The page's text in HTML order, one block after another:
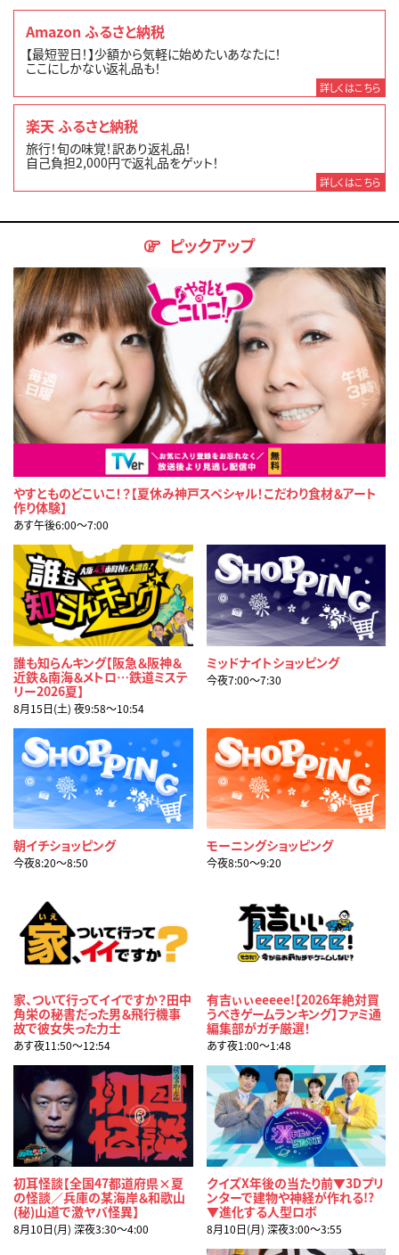
Amazon ふるさと納税
【最短翌日！】少額から気軽に始めたいあなたに！
ここにしかない返礼品も！
詳しくはこちら
楽天 ふるさと納税
旅行！旬の味覚！訳あり返礼品！
自己負担2,000円で返礼品をゲット！
詳しくはこちら
ピックアップ
やすとものどこいこ！？【夏休み神戸スペシャル！こだわり食材＆アート
作り体験】
あす午後6:00〜7:00
誰も知らんキング【阪急＆阪神＆
近鉄＆南海＆メトロ…鉄道ミステ
リー2026夏】
8月15日(土) 夜9:58〜10:54
ミッドナイトショッピング
今夜7:00〜7:30
朝イチショッピング
今夜8:20〜8:50
モーニングショッピング
今夜8:50〜9:20
家、ついて行ってイイですか？田中
角栄の秘書だった男＆飛行機事
故で彼女失った力士
あす夜11:50〜12:54
有吉ぃぃeeeee!【2026年絶対買
うべきゲームランキング】ファミ通
編集部がガチ厳選！
あす夜1:00〜1:48
初耳怪談【全国47都道府県×夏
の怪談／兵庫の某海岸＆和歌山
(秘)山道で激ヤバ怪異】
8月10日(月) 深夜3:30〜4:00
クイズX年後の当たり前▼3Dプリ
ンターで建物や神経が作れる!?
▼進化する人型ロボ
8月10日(月) 深夜3:00〜3:55